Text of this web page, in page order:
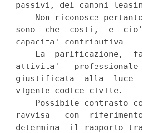
passivi, dei canoni
Non riconosce
sono  che  costi,  e
capacita' contributiva.
La  parificazione,
attivita'
giustificata  alla  luce
vigente codice civile.
Possibile contrasto
ravvisa   con
determina  il rapporto